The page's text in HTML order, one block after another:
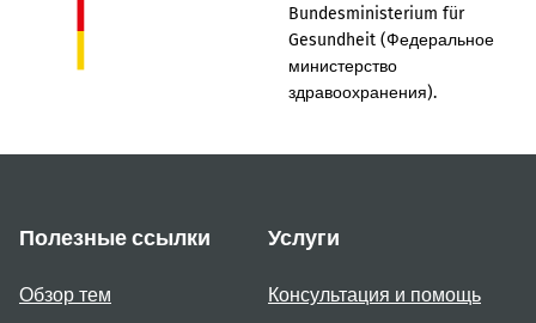
Bundesministerium für
Gesundheit (Федеральное
министерство
здравоохранения).
Полезные ссылки
Обзор тем
Услуги
Консультация и помощь